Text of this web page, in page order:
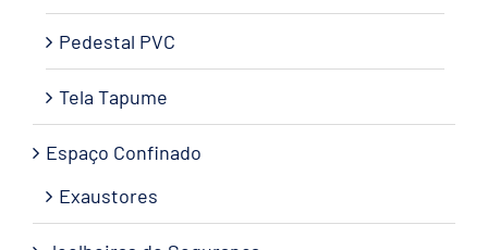
Pedestal PVC
Tela Tapume
Espaço Confinado
Exaustores